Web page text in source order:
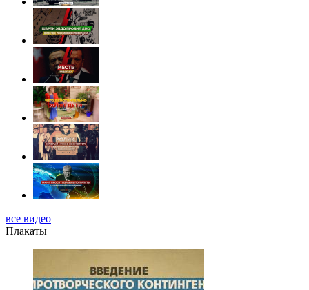
все видео
Плакаты